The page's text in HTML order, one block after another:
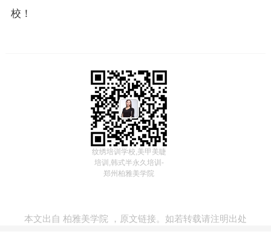
校！
纹绣培训学校,美甲美睫
培训,韩式半永久培训-
郑州柏雅美学院
本文出自 柏雅美学院 ， 原文链接。如若转载请注明出处